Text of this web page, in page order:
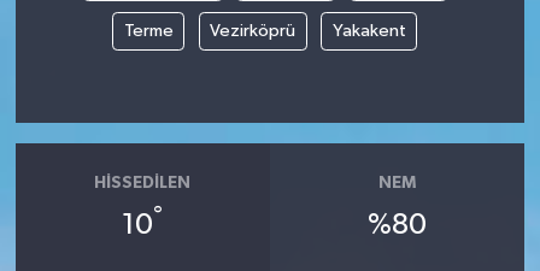
Terme Vezirköprü Yakakent
HISSEDILEN
10°
NEM
%80